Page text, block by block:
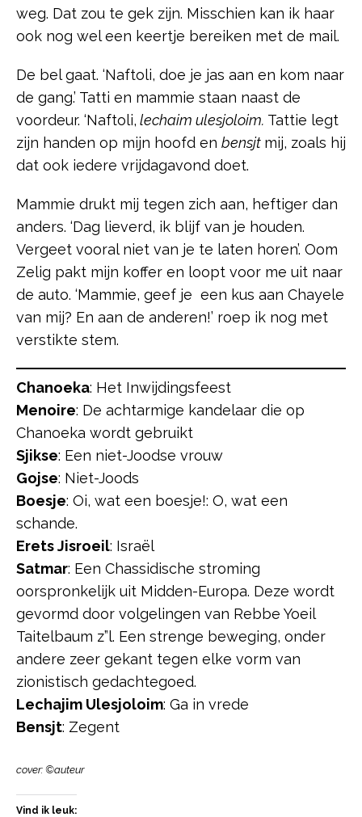
weg. Dat zou te gek zijn. Misschien kan ik haar
ook nog wel een keertje bereiken met de mail.
De bel gaat. ‘Naftoli, doe je jas aan en kom naar
de gang.’ Tatti en mammie staan naast de
voordeur. ‘Naftoli, lechaim ulesjoloim. Tattie legt
zijn handen op mijn hoofd en bensjt mij, zoals hij
dat ook iedere vrijdagavond doet.
Mammie drukt mij tegen zich aan, heftiger dan
anders. ‘Dag lieverd, ik blijf van je houden.
Vergeet vooral niet van je te laten horen’. Oom
Zelig pakt mijn koffer en loopt voor me uit naar
de auto. ‘Mammie, geef je een kus aan Chayele
van mij? En aan de anderen!’ roep ik nog met
verstikte stem.
Chanoeka: Het Inwijdingsfeest
Menoire: De achtarmige kandelaar die op
Chanoeka wordt gebruikt
Sjikse: Een niet-Joodse vrouw
Gojse: Niet-Joods
Boesje: Oi, wat een boesje!: O, wat een
schande.
Erets Jisroeil: Israël
Satmar: Een Chassidische stroming
oorspronkelijk uit Midden-Europa. Deze wordt
gevormd door volgelingen van Rebbe Yoeil
Taitelbaum z”l. Een strenge beweging, onder
andere zeer gekant tegen elke vorm van
zionistisch gedachtegoed.
Lechajim Ulesjoloim: Ga in vrede
Bensjt: Zegent
cover: ©auteur
Vind ik leuk: